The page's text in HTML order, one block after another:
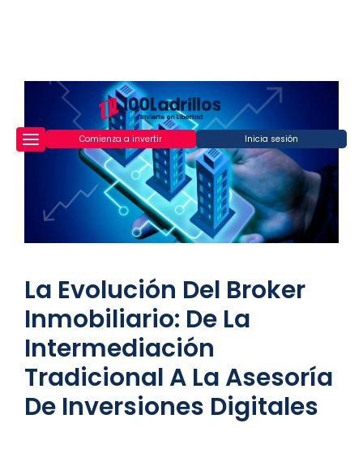
Comienza a invertir Inicia sesión
La Evolución Del Broker
Inmobiliario: De La
Intermediación
Tradicional A La Asesoría
De Inversiones Digitales